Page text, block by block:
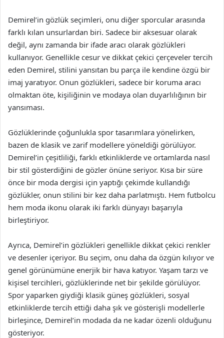
Demirel’in gözlük seçimleri, onu diğer sporcular arasında
farklı kılan unsurlardan biri. Sadece bir aksesuar olarak
değil, aynı zamanda bir ifade aracı olarak gözlükleri
kullanıyor. Genellikle cesur ve dikkat çekici çerçeveler tercih
eden Demirel, stilini yansıtan bu parça ile kendine özgü bir
imaj yaratıyor. Onun gözlükleri, sadece bir koruma aracı
olmaktan öte, kişiliğinin ve modaya olan duyarlılığının bir
yansıması.
Gözlüklerinde çoğunlukla spor tasarımlara yönelirken,
bazen de klasik ve zarif modellere yöneldiği görülüyor.
Demirel’in çeşitliliği, farklı etkinliklerde ve ortamlarda nasıl
bir stil gösterdiğini de gözler önüne seriyor. Kısa bir süre
önce bir moda dergisi için yaptığı çekimde kullandığı
gözlükler, onun stilini bir kez daha parlatmıştı. Hem futbolcu
hem moda ikonu olarak iki farklı dünyayı başarıyla
birleştiriyor.
Ayrıca, Demirel’in gözlükleri genellikle dikkat çekici renkler
ve desenler içeriyor. Bu seçim, onu daha da özgün kılıyor ve
genel görünümüne enerjik bir hava katıyor. Yaşam tarzı ve
kişisel tercihleri, gözlüklerinde net bir şekilde görülüyor.
Spor yaparken giydiği klasik güneş gözlükleri, sosyal
etkinliklerde tercih ettiği daha şık ve gösterişli modellerle
birleşince, Demirel’in modada da ne kadar özenli olduğunu
gösteriyor.